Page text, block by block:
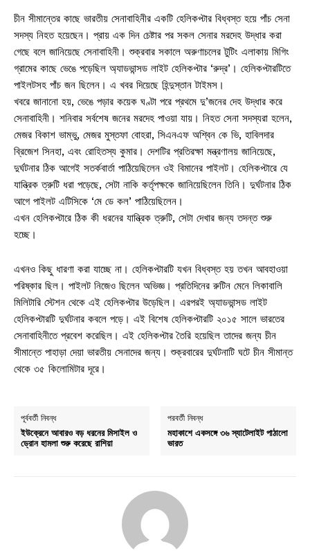
চীন সীমান্তের কাছে ভারতীয় সেনাবাহিনীর একটি হেলিকপ্টার বিধ্বস্ত হয়ে পাঁচ সেনা
সদস্য নিহত হয়েছেন। প্রায় এক দিন চেষ্টার পর সকল সেনার মরদেহ উদ্ধার করা
গেছে বলে জানিয়েছে সেনাবাহিনী। শুক্রবার সকালে অরুণাচলের টুটিং এলাকায় মিগিং
গ্রামের কাছে ভেঙে পড়েছিল অ্যাডভান্সড লাইট হেলিকপ্টার ‘রুদ্র’। হেলিকপ্টারটিতে
পাইলটসহ পাঁচ জন ছিলেন। এ খবর দিয়েছে হিন্দুস্তান টাইমস।
খবরে জানানো হয়, ভেঙে পড়ার কয়েক ঘণ্টা পরে প্রথমে দু’জনের দেহ উদ্ধার করে
সেনাবাহিনী। শনিবার সর্বশেষ জনের মরদেহ পাওয়া যায়। নিহত সেনা সদস্যরা হলেন,
মেজর বিকাশ ভাম্ভু, মেজর মুস্তফা বোহরা, সিএনএফ অশ্বিন কে ভি, হাবিলদার
ব্রিজেশ সিনহা, এবং রোহিতস্য কুমার। দেশটির প্রতিরক্ষা মন্ত্রণালয় জানিয়েছে,
দুর্ঘটনার ঠিক আগেই সতর্কবার্তা পাঠিয়েছিলেন ওই বিমানের পাইলট। হেলিকপ্টারে যে
যান্ত্রিক ত্রুটি ধরা পড়েছে, সেটা নাকি কর্তৃপক্ষকে জানিয়েছিলেন তিনি। দুর্ঘটনার ঠিক
আগে পাইলট এটিসিকে ‘মে ডে কল’ পাঠিয়েছিলেন।
এখন হেলিকপ্টারে ঠিক কী ধরনের যান্ত্রিক ত্রুটি, সেটা দেখার জন্য তদন্ত শুরু
হচ্ছে।
এখনও কিছু ধারণা করা যাচ্ছে না। হেলিকপ্টারটি যখন বিধ্বস্ত হয় তখন আবহাওয়া
পরিষ্কার ছিল। পাইলট নিজেও ছিলেন অভিজ্ঞ। প্রতিদিনের রুটিন মেনে লিকাবালি
মিলিটারি স্টেশন থেকে এই হেলিকপ্টার উড়েছিল। এরপরই অ্যাডভান্সড লাইট
হেলিকপ্টারটি দুর্ঘটনার কবলে পড়ে। এই বিশেষ হেলিকপ্টারটি ২০১৫ সালে ভারতের
সেনাবাহিনীতে প্রবেশ করেছিল। এই হেলিকপ্টার তৈরি হয়েছিল তাদের জন্য চীন
সীমান্তে পাহাড়া দেয়া ভারতীয় সেনাদের জন্য। শুক্রবারের দুর্ঘটনাটি ঘটে চীন সীমান্ত
থেকে ৩৫ কিলোমিটার দূরে।
পূর্ববর্তী নিবন্ধ
ইউক্রেনে আবারও বড় ধরনের মিসাইল ও
ড্রোন হামলা শুরু করেছে রাশিয়া
পরবর্তী নিবন্ধ
মহাকাশে একসঙ্গে ৩৬ স্যাটেলাইট পাঠালো
ভারত